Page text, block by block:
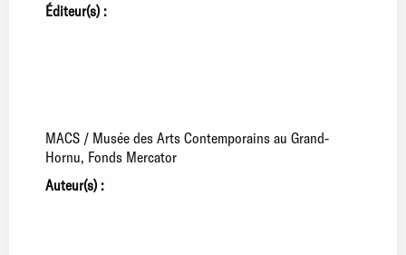
Éditeur(s) :
MACS / Musée des Arts Contemporains au Grand-
Hornu Fonds Mercator
Auteur(s) :